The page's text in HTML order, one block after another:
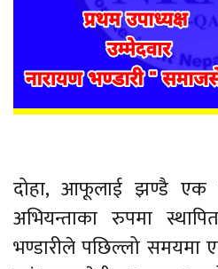
दोहा, आफूलाई झण्डै एक
अभियन्ताका रुपमा
भण्डारीले पछिल्लो